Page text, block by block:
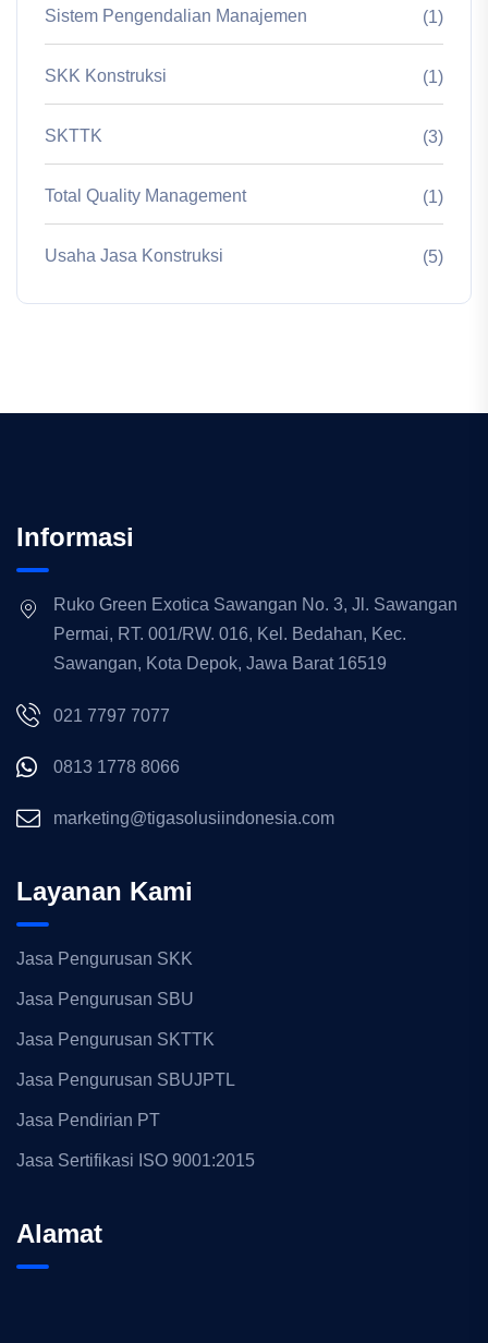
Sistem Pengendalian Manajemen (1)
SKK Konstruksi (1)
SKTTK (3)
Total Quality Management (1)
Usaha Jasa Konstruksi (5)
Informasi
Ruko Green Exotica Sawangan No. 3, Jl. Sawangan
Permai, RT. 001/RW. 016, Kel. Bedahan, Kec.
Sawangan, Kota Depok, Jawa Barat 16519
021 7797 7077
0813 1778 8066
marketing@tigasolusiindonesia.com
Layanan Kami
Jasa Pengurusan SKK
Jasa Pengurusan SBU
Jasa Pengurusan SKTTK
Jasa Pengurusan SBUJPTL
Jasa Pendirian PT
Jasa Sertifikasi ISO 9001:2015
Alamat